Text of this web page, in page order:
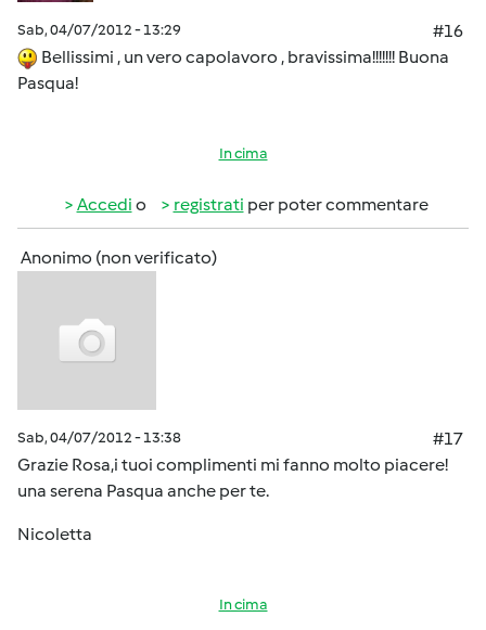
Sab, 04/07/2012 - 13:29
#16
Bellissimi , un vero capolavoro , bravissima!!!!!!! Buona
Pasqua!
In cima
Accedi o registrati per poter commentare
Anonimo (non verificato)
Sab, 04/07/2012 - 13:38
#17
Grazie Rosa,i tuoi complimenti mi fanno molto piacere!
una serena Pasqua anche per te.
Nicoletta
In cima